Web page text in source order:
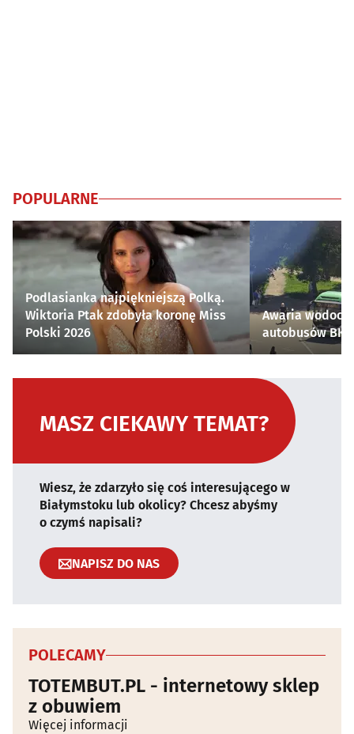
POPULARNE
Podlasianka najpiękniejszą Polką.
Wiktoria Ptak zdobyła koronę Miss
Polski 2026
Awaria
autobusów
MASZ CIEKAWY TEMAT?
Wiesz, że zdarzyło się coś interesującego w
Białymstoku lub okolicy? Chcesz abyśmy
o czymś napisali?
NAPISZ DO NAS
POLECAMY
TOTEMBUT.PL - internetowy sklep
z obuwiem
Więcej informacji